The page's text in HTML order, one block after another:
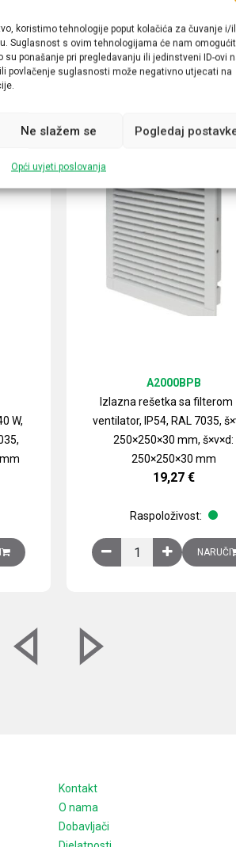
koristimo tehnologije poput kolačića za čuvanje i/
Suglasnost s ovim tehnologijama će nam
su ponašanje pri pregledavanju ili jedinstveni ID-ovi
povlačenje suglasnosti može negativno utjecati na
Ne slažem se Pogledaj
Opći uvjeti poslovanja
W,
h, 40 W, 230V AC, 50/60 Hz, RAL 7035,
Izlazna rešetka sa filterom
ventilator, IP54, RAL 7035,
250×250×30 mm, š×v×d:
250×250×30 mm
A2000BPB
19,27 €
Raspoloživost:
Izlazna rešetka saNARUČI
Kontakt
O nama
Dobavljači